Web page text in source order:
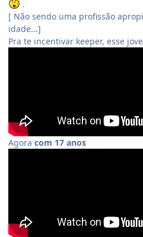
.
[ Não sendo uma profissão
idade...]
Pra te incentivar keeper, esse
Agora com 17 anos